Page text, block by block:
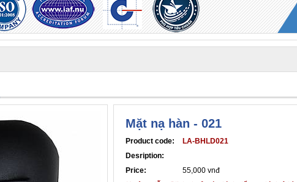
Mặt nạ hàn - 021
Product code:
LA-BHLD021
Desription:
Price:
55,000 vnđ